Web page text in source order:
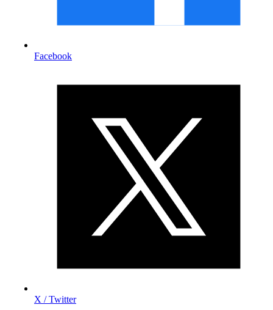
Facebook
X / Twitter